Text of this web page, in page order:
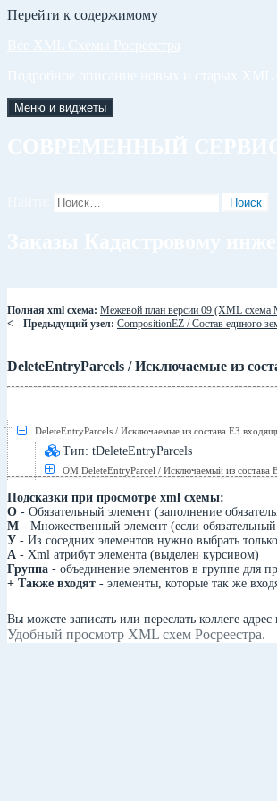
Перейти к содержимому
Меню и виджеты
Полная xml схема: Межевой план версии 09 (XML схема
<-- Предыдущий узел: CompositionEZ / Состав единого
DeleteEntryParcels / Исключаемые из
DeleteEntryParcels / Исключаемые из состава ЕЗ
Тип: tDeleteEntryParcels
ОМ DeleteEntryParcel / Исключаемый из состава
Подсказки при просмотре xml схемы:
О - Обязательный элемент (заполнение
М - Множественный элемент (если
У - Из соседних элементов нужно выбрать
А - Xml атрибут элемента (выделен курсивом)
Группа - объединение элементов в группе для
+ Также входят - элементы, которые так же
Вы можете записать или переслать коллеге
Удобный просмотр XML схем Росреестра.